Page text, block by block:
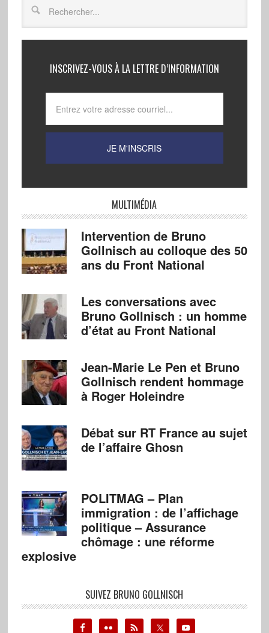
INSCRIVEZ-VOUS À LA LETTRE D’INFORMATION
MULTIMÉDIA
Intervention de Bruno
Gollnisch au colloque des 50
ans du Front National
Les conversations avec
Bruno Gollnisch : un homme
d’état au Front National
Jean-Marie Le Pen et Bruno
Gollnisch rendent hommage
à Roger Holeindre
Débat sur RT France au sujet
de l’affaire Ghosn
POLITMAG – Plan
immigration : de l’affichage
politique – Assurance
chômage : une réforme
explosive
SUIVEZ BRUNO GOLLNISCH